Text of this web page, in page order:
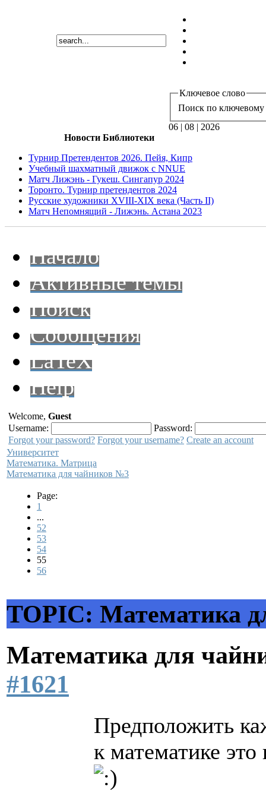
Ключевое слово
Поиск по ключевому
06 | 08 | 2026
Новости Библиотеки
Турнир Претендентов 2026. Пейя, Кипр
Учебный шахматный движок с NNUE
Матч Лижэнь - Гукеш. Сингапур 2024
Торонто. Турнир претендентов 2024
Русские художники XVIII-XIX века (Часть II)
Матч Непомнящий - Лижэнь. Астана 2023
Начало
Активные темы
Поиск
Сообщения
LaTeX
Help
Welcome, Guest
Username:
Password:
Forgot your password? Forgot your username? Create an account
Университет
Математика. Матрица
Математика для чайников №3
Page:
1
...
52
53
54
55
56
TOPIC: Математика
Математика для
#1621
Предположить
к математике